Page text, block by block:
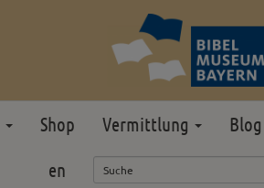
Shop Vermittlung Blog
en